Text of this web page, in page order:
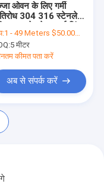
ओवन के लिए गर्मी
304 316 स्टेनलेस
1 - 49 Meters $50.00， 50 - 999 Meters $45.50， >=1000 Meters $30.00
5 मीटर
कीमत पता करें
अब से संपर्क करें